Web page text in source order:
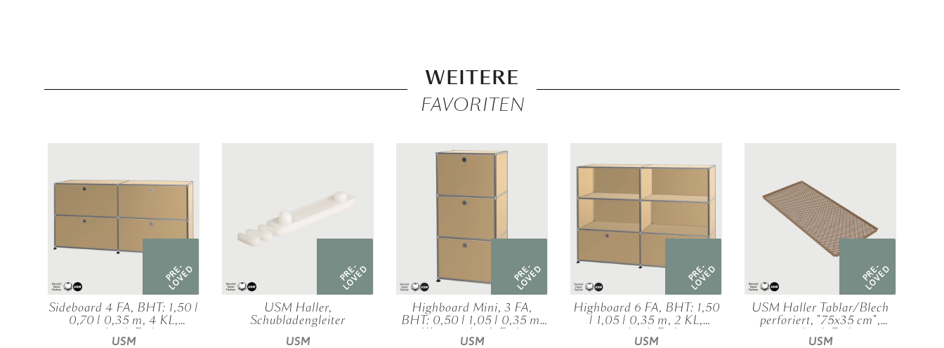
WEITERE
FAVORITEN
PRE-
LOVED
Sideboard 4 FA, BHT: 1,50 |
0,70 | 0,35 m, 4 KL,
verschied. Farben
USM
PRE-
LOVED
USM Haller,
Schubladengleiter
USM
PRE-
LOVED
Highboard Mini, 3 FA,
BHT: 0,50 | 1,05 | 0,35 m,
3 KL, verschied. Farben
USM
PRE-
LOVED
Highboard 6 FA, BHT: 1,50
| 1,05 | 0,35 m, 2 KL,
verschied. Farben
USM
PRE-
LOVED
USM Haller Tablar/Blech
perforiert, "75x35 cm",
verschied. Farben
USM